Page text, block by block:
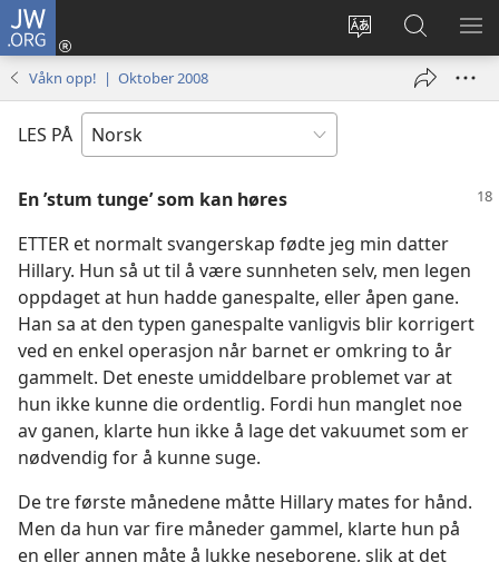
JW.ORG
Endre
Logg
inn
vindu)
Søk
på
JW.ORG
VIS
Våkn opp! | Oktober 2008
LES PÅ
En ’stum tunge’ som kan høres
ETTER et normalt svangerskap fødte jeg min datter
Hillary. Hun så ut til å være sunnheten selv, men legen
oppdaget at hun hadde ganespalte, eller åpen gane.
Han sa at den typen ganespalte vanligvis blir korrigert
ved en enkel operasjon når barnet er omkring to år
gammelt. Det eneste umiddelbare problemet var at
hun ikke kunne die ordentlig. Fordi hun manglet noe
av ganen, klarte hun ikke å lage det vakuumet som er
nødvendig for å kunne suge.
De tre første månedene måtte Hillary mates for hånd.
Men da hun var fire måneder gammel, klarte hun på
en eller annen måte å lukke neseborene, slik at det